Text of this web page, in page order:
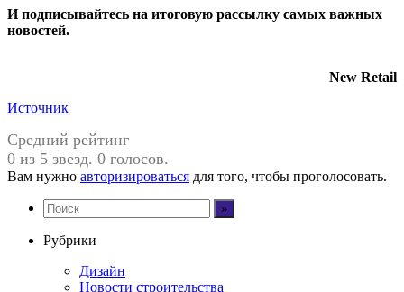
Иподписывайтесь на итоговую рассылку самых важных
новостей.
New Retail
Источник
Средний рейтинг
0 из 5 звезд. 0 голосов.
Вам нужно авторизироваться для того, чтобы проголосовать.
Рубрики
Дизайн
Новости строительства